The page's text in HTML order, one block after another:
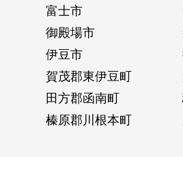
富士市
御殿場市
伊豆市
賀茂郡東伊豆町
田方郡函南町
榛原郡川根本町